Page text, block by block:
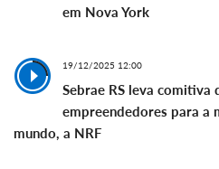
em Nova York
19/12/2025 12:00
Sebrae RS leva comitiva
empreendedores para a
mundo, a NRF